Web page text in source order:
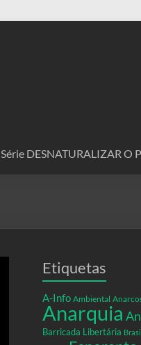
Série DESNATURALIZAR O
Etiquetas
A-Info Ambiental
Anarquia
Barricada Libertária